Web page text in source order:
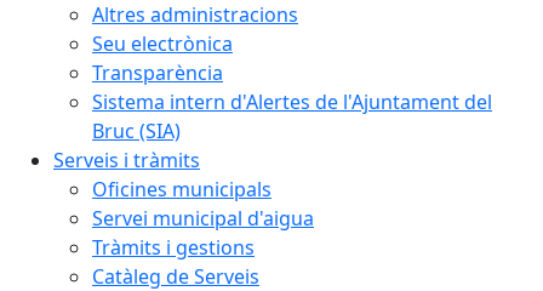
Altres administracions
Seu electrònica
Transparència
Sistema intern d'Alertes de l'Ajuntament del
Bruc (SIA)
Serveis i tràmits
Oficines municipals
Servei municipal d'aigua
Tràmits i gestions
Catàleg de Serveis